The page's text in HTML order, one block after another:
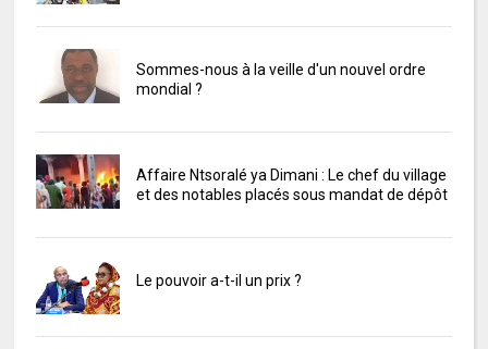
Sommes-nous à la veille d'un nouvel ordre
mondial ?
Affaire Ntsoralé ya Dimani : Le chef du village
et des notables placés sous mandat de dépôt
Le pouvoir a-t-il un prix ?